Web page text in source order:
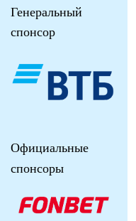
Генеральный
спонсор
Официальные
спонсоры